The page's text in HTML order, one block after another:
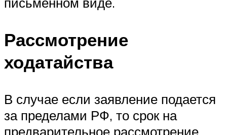
Рассмотрение
ходатайства
В случае если заявление подается
за пределами РФ, то срок на
предварительное рассмотрение